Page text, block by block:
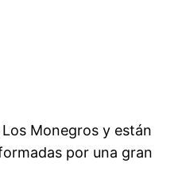
Monegros y están
por una gran